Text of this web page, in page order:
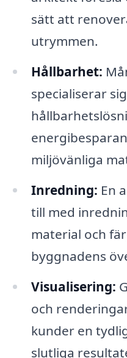
sätt att
utrymmen.
Hållbarhet:
specialiserar
miljövänliga
Inredning: En
till med
material och
byggnadens
Visualisering:
och
kunder en
slutliga